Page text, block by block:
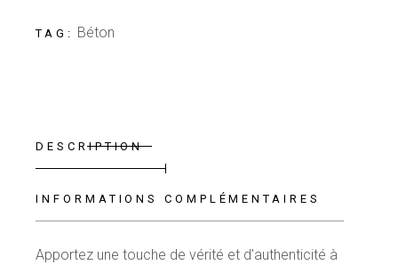
TAG: Béton
DESCRIPTION
INFORMATIONS COMPLÉMENTAIRES
Apportez une touche de vérité et d’authenticité à